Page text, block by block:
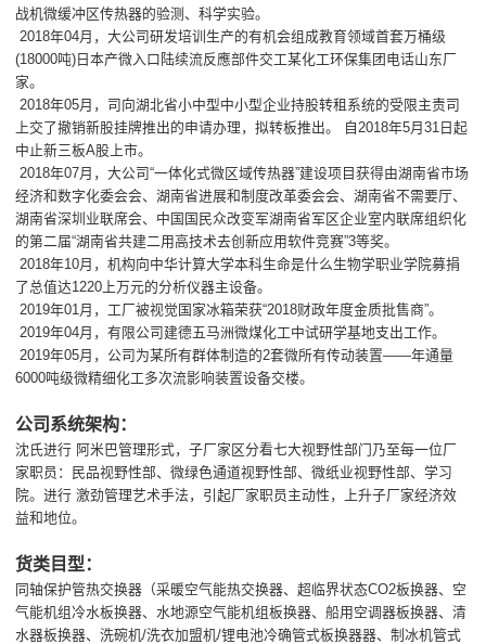
战机微缓冲区传热器的验测、科学实验。
2018年04月，大公司研发培训生产的有机会组成教育领域首套万桶级
(18000吨)日本产微入口陆续流反應部件交工某化工环保集团电话山东厂
家。
2018年05月，司向湖北省小中型中小型企业持股转租系统的受限主责司
上交了撤销新股挂牌推出的申请办理，拟转板推出。 自2018年5月31日起
中止新三板A股上市。
2018年07月，大公司“一体化式微区域传热器”建设项目获得由湖南省市场
经济和数字化委会会、湖南省进展和制度改革委会会、湖南省不需要厅、
湖南省深圳业联席会、中国国民众改变军湖南省军区企业室内联席组织化
的第二届“湖南省共建二用高技术去创新应用软件竞赛”3等奖。
2018年10月，机构向中华计算大学本科生命是什么生物学职业学院募捐
了总值达1220上万元的分析仪器主设备。
2019年01月，工厂被视觉国家冰箱荣获“2018财政年度金质批售商”。
2019年04月，有限公司建德五马洲微煤化工中试研学基地支出工作。
2019年05月，公司为某所有群体制造的2套微所有传动装置——年通量
6000吨级微精细化工多次流影响装置设备交楼。
公司系统架构：
沈氏进行 阿米巴管理形式，子厂家区分看七大视野性部门乃至每一位厂
家职员：民品视野性部、微绿色通道视野性部、微纸业视野性部、学习
院。进行 激劲管理艺术手法，引起厂家职员主动性，上升子厂家经济效
益和地位。
货类目型：
同轴保护管热交换器（采暖空气能热交换器、超临界状态CO2板换器、空
气能机组冷水板换器、水地源空气能机组板换器、船用空调器板换器、清
水器板换器、洗碗机/洗衣加盟机/锂电池冷确管式板换器器、制冰机管式